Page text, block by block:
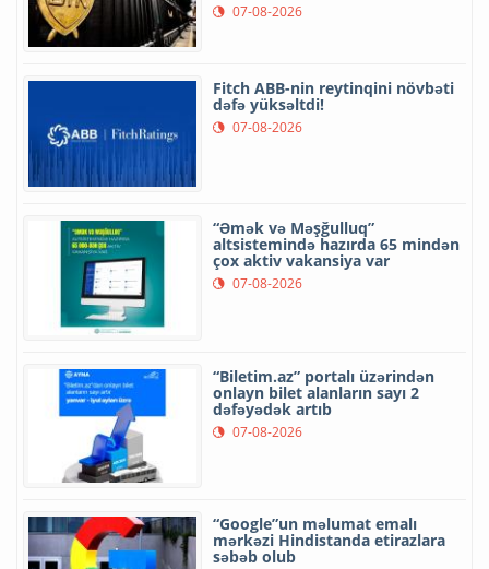
07-08-2026
Fitch ABB-nin reytinqini növbəti
dəfə yüksəltdi!
07-08-2026
“Əmək və Məşğulluq”
altsistemində hazırda 65 mindən
çox aktiv vakansiya var
07-08-2026
“Biletim.az” portalı üzərindən
onlayn bilet alanların sayı 2
dəfəyədək artıb
07-08-2026
“Google”un məlumat emalı
mərkəzi Hindistanda etirazlara
səbəb olub